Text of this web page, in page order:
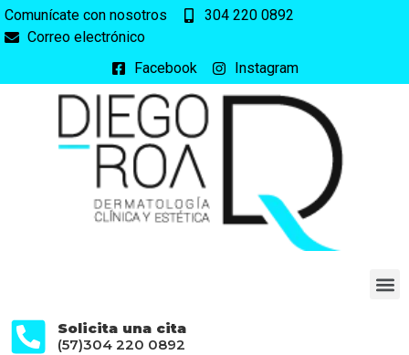
Comunícate con nosotros
304 220 0892
Correo electrónico
Facebook
Instagram
Solicita una cita
(57)304 220 0892